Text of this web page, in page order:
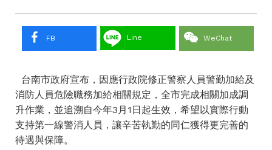
FB Line WeChat
台南市政府宣布，因應行政院修正警察人員警勤加給及
消防人員危險職務加給相關規定，全市完成相關加成調
升作業，並追溯自今年3月1日起生效，希望以實際行動
支持第一線警消人員，讓辛苦執勤的同仁獲得更完善的
待遇與保障。